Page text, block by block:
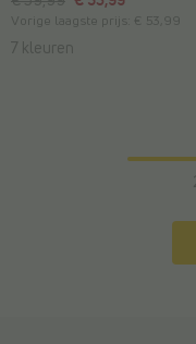
Vorige laagste prijs: € 53,99
7 kleuren